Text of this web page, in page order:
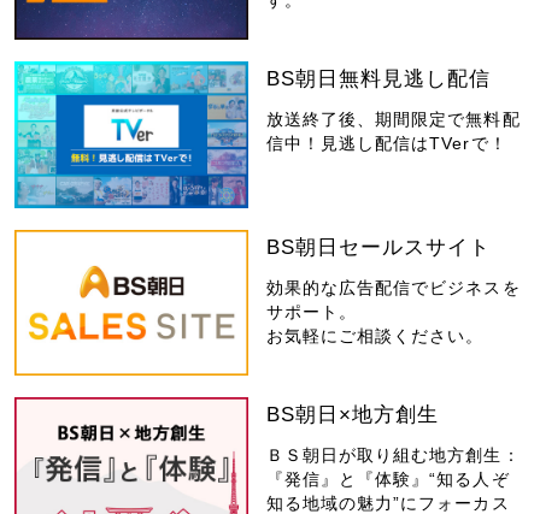
BS朝日無料見逃し配信
放送終了後、期間限定で無料配
信中！見逃し配信はTVerで！
BS朝日セールスサイト
効果的な広告配信でビジネスを
サポート。
お気軽にご相談ください。
BS朝日×地方創生
ＢＳ朝日が取り組む地方創生：
『発信』と『体験』“知る人ぞ
知る地域の魅力”にフォーカス